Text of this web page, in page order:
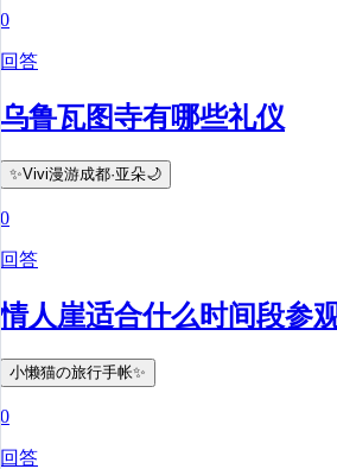
0
回答
乌鲁瓦图寺有哪些礼仪
✨Vivi漫游成都·亚朵🌙
0
回答
情人崖适合什么时间段参
小懒猫の旅行手帐✨
0
回答